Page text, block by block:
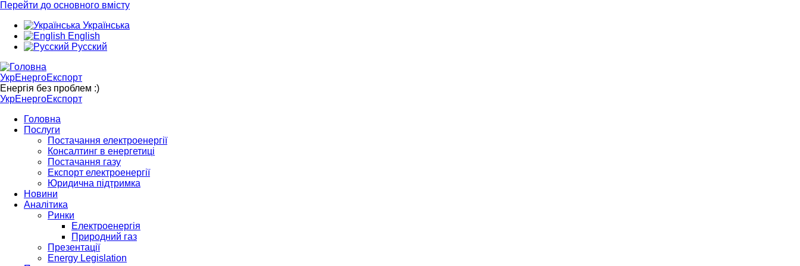
Перейти до основного вмісту
Українська
English
Русский
УкрЕнергоЕкспорт
Енергія без проблем :)
УкрЕнергоЕкспорт
Головна
Послуги
Постачання електроенергії
Консалтинг в енергетиці
Постачання газу
Експорт електроенергії
Юридична підтримка
Новини
Аналітика
Ринки
Електроенергія
Природний газ
Презентації
Energy Legislation